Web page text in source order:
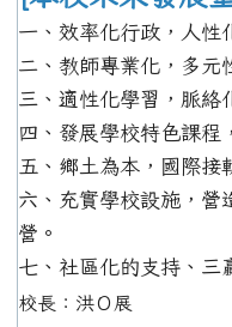
一、效率化行政，人性
二、教師專業化，多元
三、適性化學習，脈絡
四、發展學校特色課程
五、鄉土為本，國際接
六、充實學校設施，營
營。
七、社區化的支持、三
校長：洪Ｏ展